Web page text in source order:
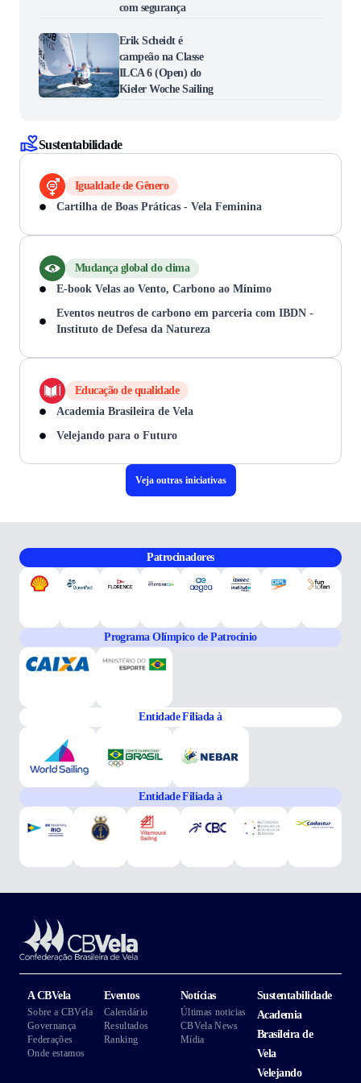
com segurança
Erik Scheidt é
campeão na Classe
ILCA 6 (Open) do
Kieler Woche Sailing
Sustentabilidade
Igualdade de Gênero
Cartilha de Boas Práticas - Vela Feminina
Mudança global do clima
E-book Velas ao Vento, Carbono ao Mínimo
Eventos neutros de carbono em parceria com IBDN -
Instituto de Defesa da Natureza
Educação de qualidade
Academia Brasileira de Vela
Velejando para o Futuro
Veja outras iniciativas
Patrocinadores
Programa Olímpico de Patrocínio
Entidade Filiada à
Entidade Filiada à
A CBVela
Sobre a CBVela
Governança
Federações
Onde estamos
Eventos
Calendário
Resultados
Ranking
Notícias
Últimas noticias
CBVela News
Mídia
Sustentabilidade
Academia
Brasileira de
Vela
Velejando